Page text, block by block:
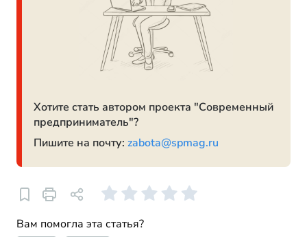
Хотите стать автором проекта "Современный
предприниматель"?
Пишите на почту: zabota@spmag.ru
Вам помогла эта статья?